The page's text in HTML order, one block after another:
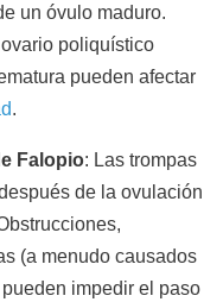
un óvulo maduro.
poliquístico
pueden afectar
.
Falopio: Las trompas
de la ovulación
(a menudo causados
impedir el paso